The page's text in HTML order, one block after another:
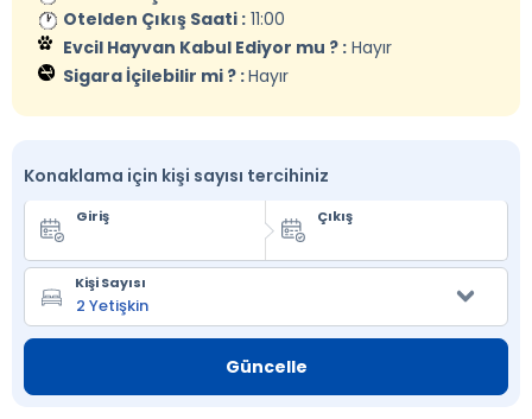
Otelden Çıkış Saati : 11:00
Evcil Hayvan Kabul Ediyor mu ? : Hayır
Sigara İçilebilir mi ? :Hayır
Konaklama için kişi sayısı tercihiniz
Giriş Çıkış
Kişi Sayısı
Güncelle